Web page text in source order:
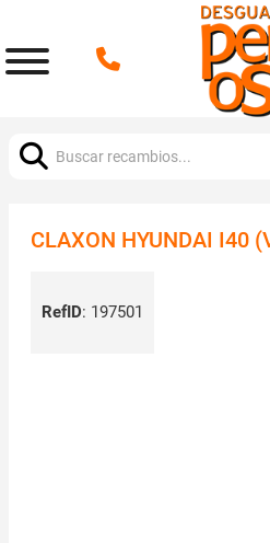
CLAXON HYUNDAI I40
RefID: 197501